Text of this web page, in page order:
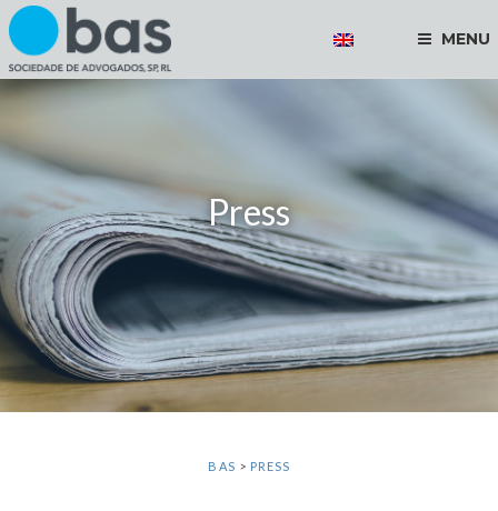
MENU
Press
BAS > PRESS